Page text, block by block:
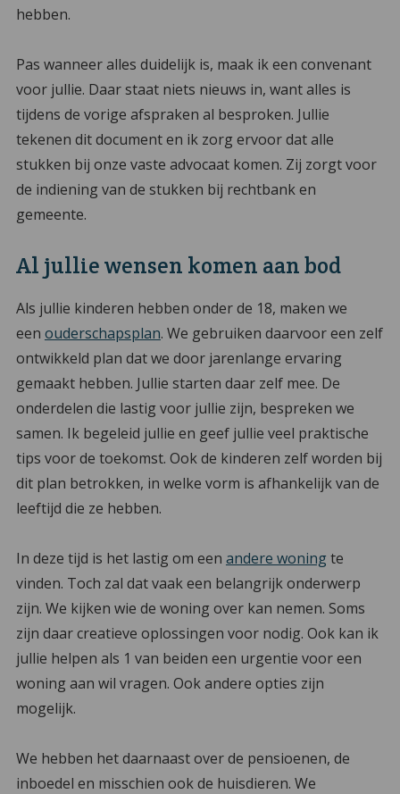
hebben.
Pas wanneer alles duidelijk is, maak ik een convenant
voor jullie. Daar staat niets nieuws in, want alles is
tijdens de vorige afspraken al besproken. Jullie
tekenen dit document en ik zorg ervoor dat alle
stukken bij onze vaste advocaat komen. Zij zorgt voor
de indiening van de stukken bij rechtbank en
gemeente.
Al jullie wensen komen aan bod
Als jullie kinderen hebben onder de 18, maken we
een ouderschapsplan. We gebruiken daarvoor een zelf
ontwikkeld plan dat we door jarenlange ervaring
gemaakt hebben. Jullie starten daar zelf mee. De
onderdelen die lastig voor jullie zijn, bespreken we
samen. Ik begeleid jullie en geef jullie veel praktische
tips voor de toekomst. Ook de kinderen zelf worden bij
dit plan betrokken, in welke vorm is afhankelijk van de
leeftijd die ze hebben.
In deze tijd is het lastig om een andere woningte
vinden. Toch zal dat vaak een belangrijk onderwerp
zijn. We kijken wie de woning over kan nemen. Soms
zijn daar creatieve oplossingen voor nodig. Ook kan ik
jullie helpen als 1 van beiden een urgentie voor een
woning aan wil vragen. Ook andere opties zijn
mogelijk.
We hebben het daarnaast over de pensioenen, de
inboedel en misschien ook de huisdieren. We